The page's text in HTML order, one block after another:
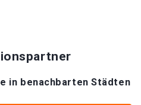
in benachbarten Städten